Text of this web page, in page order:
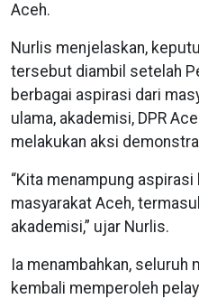
Aceh.
Nurlis menjelaskan,
tersebut diambil setelah
berbagai aspirasi dari
ulama, akademisi, DPR
melakukan aksi
“Kita menampung
masyarakat Aceh,
akademisi,” ujar Nurlis.
Ia menambahkan, seluruh
kembali memperoleh